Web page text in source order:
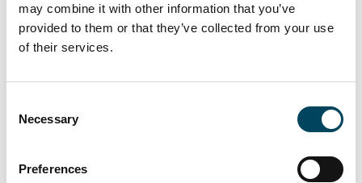
may combine it with other information that you’ve
provided to them or that they’ve collected from your use
of their services.
Selection
Necessary
Preferences
Realy Bostad ser köpet som en viktig del i
deras expansionsstrategi.
genomgått en starkt positiv utveckling under
de senaste åren. Med bland annat detta
redan under 2024 och närmar oss en total